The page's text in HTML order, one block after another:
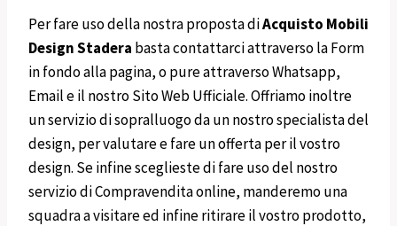
Per fare uso della nostra proposta diAcquisto Mobili
DesignStadera basta contattarci attraverso la Form
in fondo alla pagina, o pure attraverso Whatsapp,
Email e il nostro Sito Web Ufficiale. Offriamo inoltre
un servizio di sopralluogo da un nostro specialista del
design, per valutare e fare un offerta per il vostro
design. Se infine sceglieste di fare uso del nostro
servizio di Compravendita online, manderemo una
squadra a visitare ed infine ritirare il vostro prodotto,